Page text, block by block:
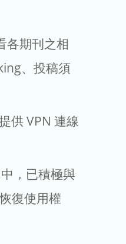
費
各期刊之相
、投稿須
供 VPN 連線
，已積極與
復使用權